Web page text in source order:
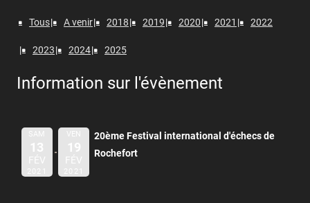
Tous A venir 2018 2019 2020 2021 2022
2023 2024 2025
Information sur l'évènement
SAM
13
FÉV
2021
VEN
19
FÉV
2021
20ème Festival international d'échecs de
Rochefort